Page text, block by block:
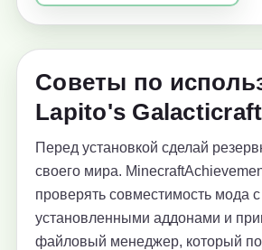
Советы по
Lapito's Galacticraft
Перед установкой сделай
своего мира.
проверять совместимость мода с
установленными аддонами и
файловый менеджер, который